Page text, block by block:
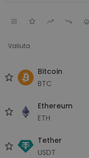
Valiuta
Bitcoin
BTC
Ethereum
ETH
Tether
USDT